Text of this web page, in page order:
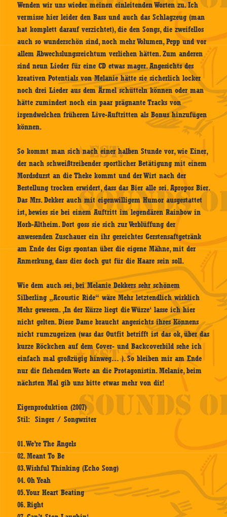
Wenden wir uns wieder meinen einleitenden Worten zu. Ich
vermisse hier leider den Bass und auch das Schlagzeug (man
hat komplett darauf verzichtet), die den Songs, die zweifellos
auch so wunderschön sind, noch mehr Volumen, Pepp und vor
allem Abwechslungsreichtum verliehen hätten. Zum anderen
sind neun Lieder für eine CD etwas mager. Angesichts des
kreativen Potentials von Melanie hätte sie sicherlich locker
noch drei Lieder aus dem Ärmel schütteln können oder man
hätte zumindest noch ein paar prägnante Tracks von
irgendwelchen früheren Live-Auftritten als Bonus hinzufügen
können.
So kommt man sich nach einer halben Stunde vor, wie Einer,
der nach schweißtreibender sportlicher Betätigung mit einem
Mordsdurst an die Theke kommt und der Wirt nach der
Bestellung trocken erwidert, dass das Bier alle sei. Apropos Bier.
Das Mrs. Dekker auch mit eigenwilligem Humor ausgestattet
ist, bewies sie bei einem Auftritt im legendären Rainbow in
Horb-Altheim. Dort goss sie sich zur Verblüffung der
anwesenden Zuschauer ein ihr gereichtes Gerstensaftgetränk
am Ende des Gigs spontan über die eigene Mähne, mit der
Anmerkung, dass dies doch gut für die Haare sein soll.
Wie dem auch sei, bei Melanie Dekkers sehr schönem
Silberling „Acoustic Ride“ wäre Mehr letztendlich wirklich
Mehr gewesen. ‚In der Kürze liegt die Würze‘ lasse ich hier
nicht gelten. Diese Dame braucht angesichts ihres Könnens
nicht rumzugeizen (was das Outfit betrifft ist das ok, über das
kurze Röckchen auf dem Cover- und Backcoverbild sehe ich
einfach mal großzügig hinweg… ). So bleiben mir am Ende
nur die flehenden Worte an die Protagonistin. Melanie, beim
nächsten Mal gib uns bitte etwas mehr von dir!
Eigenproduktion (2007)
Stil: Singer / Songwriter
01. We’re The Angels
02. Meant To Be
03. Wishful Thinking (Echo Song)
04. Oh Yeah
05. Your Heart Beating
06. Right